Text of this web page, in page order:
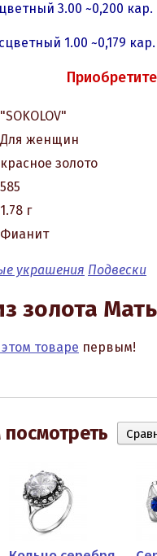
3.00 ~0,200 кар.
1.00 ~0,179 кар.
"SOKOLOV"
Для женщин
красное золото
585
1.78 г
Фианит
украшения Подвески
золота
товаре первым!